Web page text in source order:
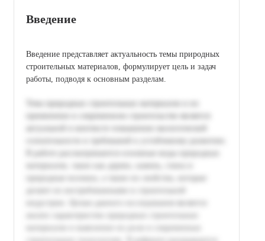
Введение
Введение представляет актуальность темы природных
строительных материалов, формулирует цель и задач
работы, подводя к основным разделам.